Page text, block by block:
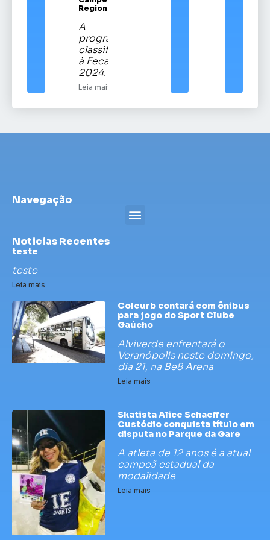
Regional
A
programação
classificatória
à Fecars
2024.
Leia mais
Navegação
Noticias Recentes
teste
teste
Leia mais
Coleurb contará com ônibus
para jogo do Sport Clube
Gaúcho
Alviverde enfrentará o
Veranópolis neste domingo,
dia 21, na Be8 Arena
Leia mais
Skatista Alice Schaeffer
Custódio conquista título em
disputa no Parque da Gare
A atleta de 12 anos é a atual
campeã estadual da
modalidade
Leia mais